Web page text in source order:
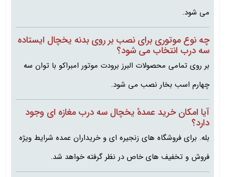
می شود.
چه نوع موتوری برای نصب بر روی بدنه یخچال ایستاده
سه درب انتخاب می شود؟
بر روی تمامی محصولات البرز برودت موتور امبراکو با توان سه
چهارم اسب بخار نصب می شود.
آیا امکان خرید عمدهٔ یخچال سه درب مغازه ای وجود
دارد؟
بله. برای فروشگاه‌ های زنجیره‌ ای و خریداران عمده شرایط ویژه
فروش و تخفیف‌ های خاص در نظر گرفته خواهد شد.